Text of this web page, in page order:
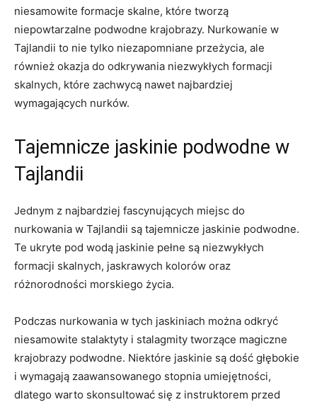
niesamowite formacje skalne, które tworzą​
niepowtarzalne podwodne krajobrazy. Nurkowanie w ​
Tajlandii to nie tylko niezapomniane przeżycia, ale
również okazja do odkrywania niezwykłych ⁣formacji
skalnych, które ​zachwycą nawet najbardziej‌
wymagających ⁢nurków.
Tajemnicze jaskinie podwodne ‍w‌
Tajlandii
Jednym z najbardziej fascynujących miejsc do⁣
nurkowania⁣ w Tajlandii są tajemnicze​ jaskinie podwodne.
Te ukryte​ pod wodą⁣ jaskinie pełne są niezwykłych
formacji skalnych, jaskrawych kolorów oraz
różnorodności morskiego życia.
Podczas nurkowania w tych jaskiniach można odkryć​
niesamowite stalaktyty i stalagmity tworzące magiczne
krajobrazy ⁤podwodne. Niektóre jaskinie są dość głębokie
i ‍wymagają ⁤zaawansowanego stopnia umiejętności,⁣
dlatego warto skonsultować się z instruktorem⁣ przed